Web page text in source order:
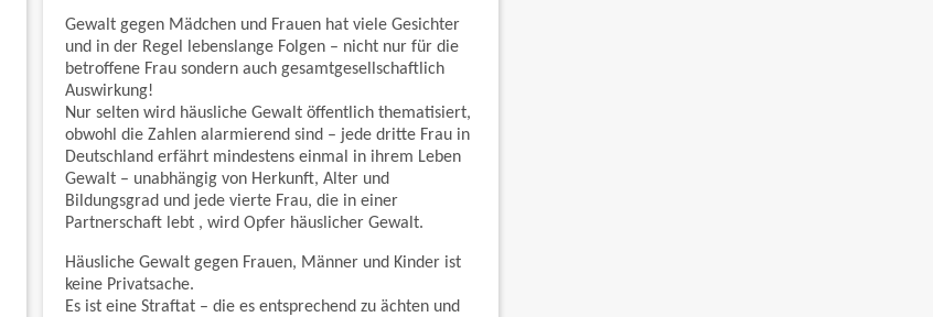
Gewalt gegen Mädchen und Frauen hat viele Gesichter
und in der Regel lebenslange Folgen – nicht nur für die
betroffene Frau sondern auch gesamtgesellschaftlich
Auswirkung!
Nur selten wird häusliche Gewalt öffentlich thematisiert,
obwohl die Zahlen alarmierend sind – jede dritte Frau in
Deutschland erfährt mindestens einmal in ihrem Leben
Gewalt – unabhängig von Herkunft, Alter und
Bildungsgrad und jede vierte Frau, die in einer
Partnerschaft lebt , wird Opfer häuslicher Gewalt.
Häusliche Gewalt gegen Frauen, Männer und Kinder ist
keine Privatsache.
Es ist eine Straftat – die es entsprechend zu ächten und